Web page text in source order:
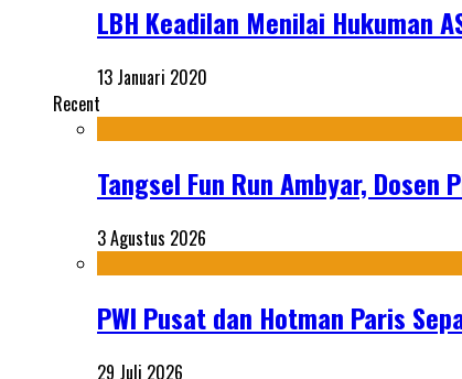
LBH Keadilan Menilai Hukuman
13 Januari 2020
Recent
Tangsel Fun Run Ambyar, Dosen
3 Agustus 2026
PWI Pusat dan Hotman Paris
29 Juli 2026